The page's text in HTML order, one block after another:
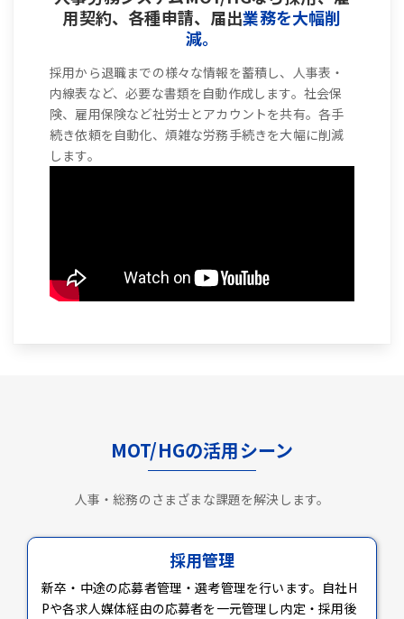
用契約、各種申請、届出業務を大幅削
減。
採用から退職までの様々な情報を蓄積し、人事表・
内線表など、必要な書類を自動作成します。社会保
険、雇用保険など社労士とアカウントを共有。各手
続き依頼を自動化、煩雑な労務手続きを大幅に削減
します。
MOT/HGの活用シーン
人事・総務のさまざまな課題を解決します。
採用管理
新卒・中途の応募者管理・選考管理を行います。自社H
Pや各求人媒体経由の応募者を一元管理し内定・採用後